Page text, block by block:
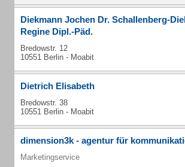
Diekmann Jochen Dr. Schallenberg-
Regine Dipl.-Päd.
Bredowstr. 12
10551 Berlin - Moabit
Dietrich Elisabeth
Bredowstr. 38
10551 Berlin - Moabit
dimension3k - agentur für
Marketingservice